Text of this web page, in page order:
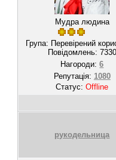
Мудра людина
Група: Перевірений
Повідомлень: 7330
Нагороди:6
Репутація: 1080
Статус:Offline
рукодельница